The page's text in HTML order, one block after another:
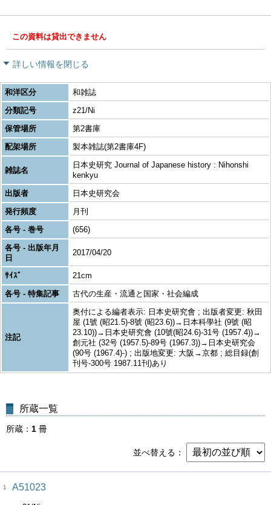
この資料は貸出できません
詳しい情報を閉じる
和洋区分
和雑誌
分類記号
z21/Ni
保管場所
第2書庫
配架場所
製本雑誌(第2書庫4F)
雑誌名
日本史研究 Journal of Japanese history : Nihonshi
kenkyu
出版者
日本史研究会
発行頻度
月刊
各号 - 巻号
(656)
各号 - 出版年月
日
2017/04/20
ｻｲｽﾞ
21cm
各号 - 特集記事
古代の生産・流通と国家・社会編成
注記
奥付による編者表示: 日本史研究會 ; 出版者変更: 秋田
屋 (1號 (昭21.5)-8號 (昭23.6))→日本科學社 (9號 (昭
23.10))→日本史研究會 (10號(昭24.6)-31号 (1957.4))→
創元社 (32号 (1957.5)-89号 (1967.3))→日本史研究会
(90号 (1967.4)-) ; 出版地変更: 大阪→京都 ; 総目録(創
刊号-300号 1987.11刊)あり
所蔵一覧
所蔵 1 冊
並べ替える
1 A51023